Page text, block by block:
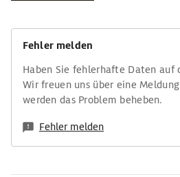
Fehler melden
Haben Sie fehlerhafte Daten auf
Wir freuen uns über eine
werden das Problem beheben.
Fehler melden